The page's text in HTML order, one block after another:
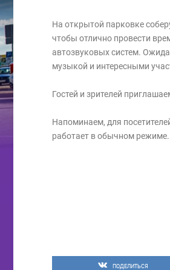
На открытой парковке
чтобы отлично провести
автозвуковых систем.
музыкой и интересными
Гостей и зрителей
Напоминаем, для
работает в обычном режиме.
ПОДЕЛИТЬСЯ